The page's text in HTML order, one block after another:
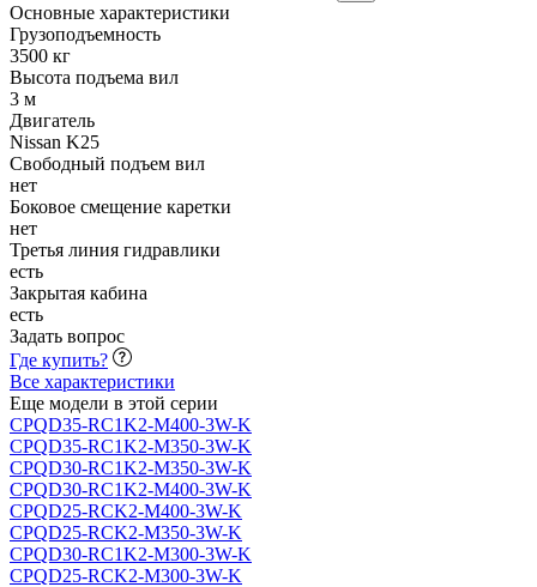
Основные характеристики
Грузоподъемность
3500 кг
Высота подъема вил
3 м
Двигатель
Nissan K25
Свободный подъем вил
нет
Боковое смещение каретки
нет
Третья линия гидравлики
есть
Закрытая кабина
есть
Задать вопрос
Где купить?
Все характеристики
Еще модели в этой серии
CPQD35-RC1K2-M400-3W-K
CPQD35-RC1K2-M350-3W-K
CPQD30-RC1K2-M350-3W-K
CPQD30-RC1K2-M400-3W-K
CPQD25-RCK2-M400-3W-K
CPQD25-RCK2-M350-3W-K
CPQD30-RC1K2-M300-3W-K
CPQD25-RCK2-M300-3W-K